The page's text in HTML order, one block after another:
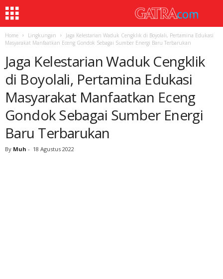
Home Lingkungan
Jaga Kelestarian Waduk Cengklik di Boyolali, Pertamina Edukasi
Masyarakat Manfaatkan Eceng Gondok Sebagai Sumber Energi Baru Terbarukan
Jaga Kelestarian Waduk Cengklik
di Boyolali, Pertamina Edukasi
Masyarakat Manfaatkan Eceng
Gondok Sebagai Sumber Energi
Baru Terbarukan
By Muh - 18 Agustus 2022